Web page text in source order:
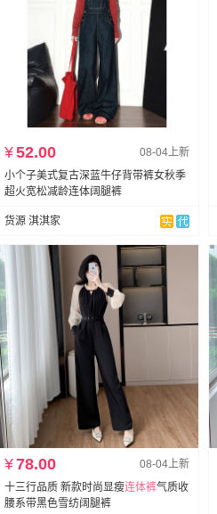
08-04上新
¥52.00
小个子美式复古深蓝牛仔背带裤女秋季
超火宽松减龄连体阔腿裤
货源 淇淇家
08-04上新
¥78.00
十三行品质 新款时尚显瘦连体裤气质收
腰系带黑色雪纺阔腿裤